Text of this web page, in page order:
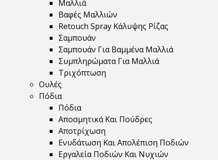
Μαλλιά
Βαφές Μαλλιών
Retouch Spray Κάλυψης Ρίζας
Σαμπουάν
Σαμπουάν Για Βαμμένα Μαλλιά
Συμπληρώματα Για Μαλλιά
Τριχόπτωση
Ουλές
Πόδια
Πόδια
Αποσμητικά Και Πούδρες
Αποτρίχωση
Ενυδάτωση Και Απολέπιση Ποδιών
Εργαλεία Ποδιών Και Νυχιών